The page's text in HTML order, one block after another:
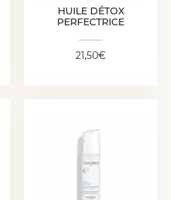
HUILE DÉTOX
PERFECTRICE
21,50€
SÉRUM HYDRA-
RESSOURÇANT